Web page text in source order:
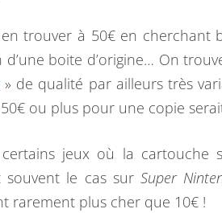
trouver à 50€ en cherchant
d’une boite d’origine… On
» de qualité par ailleurs très
ou plus pour une copie
jeux où la cartouche
souvent le cas sur Super
rarement plus cher que 10€ !